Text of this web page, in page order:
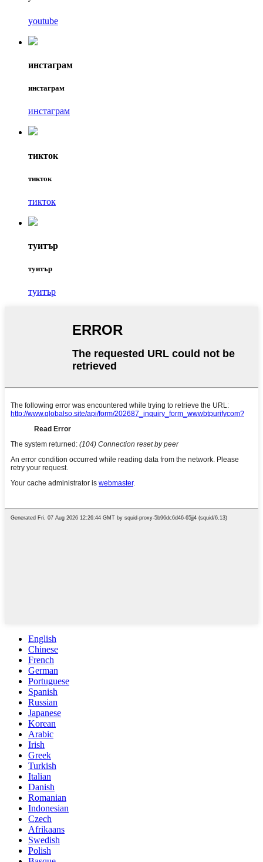
youtube
инстаграм
инстаграм
инстаграм
тикток
тикток
тикток
туитър
туитър
туитър
English
Chinese
French
German
Portuguese
Spanish
Russian
Japanese
Korean
Arabic
Irish
Greek
Turkish
Italian
Danish
Romanian
Indonesian
Czech
Afrikaans
Swedish
Polish